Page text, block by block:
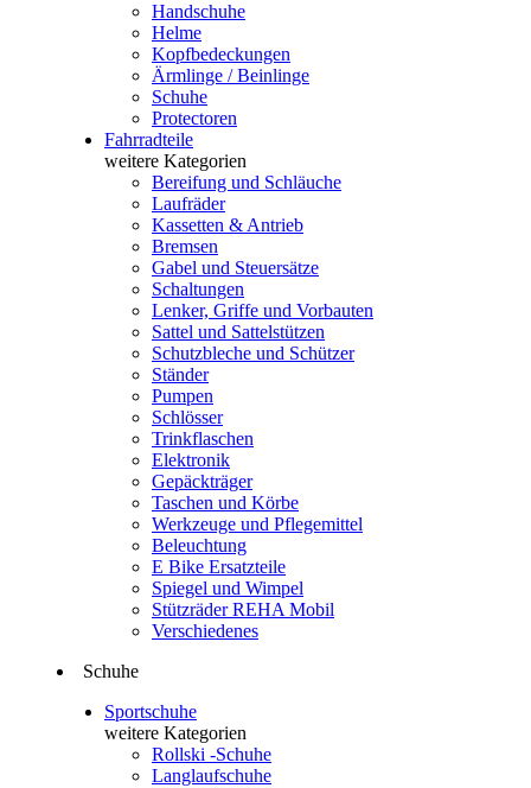
Handschuhe
Helme
Kopfbedeckungen
Ärmlinge / Beinlinge
Schuhe
Protectoren
Fahrradteile
weitere Kategorien
Bereifung und Schläuche
Laufräder
Kassetten & Antrieb
Bremsen
Gabel und Steuersätze
Schaltungen
Lenker, Griffe und Vorbauten
Sattel und Sattelstützen
Schutzbleche und Schützer
Ständer
Pumpen
Schlösser
Trinkflaschen
Elektronik
Gepäckträger
Taschen und Körbe
Werkzeuge und Pflegemittel
Beleuchtung
E Bike Ersatzteile
Spiegel und Wimpel
Stützräder REHA Mobil
Verschiedenes
Schuhe
Sportschuhe
weitere Kategorien
Rollski -Schuhe
Langlaufschuhe